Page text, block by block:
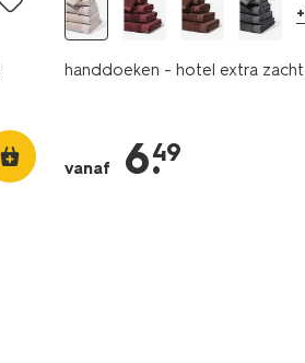
handdoeken - hotel extra
vanaf 6.
49